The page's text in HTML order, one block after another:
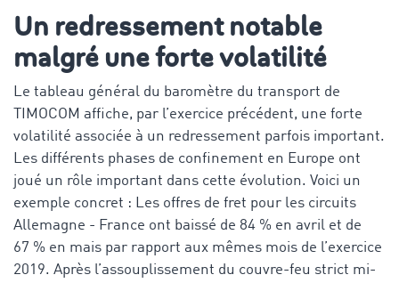
Un redressement notable
malgré une forte volatilité
Le tableau général du baromètre du transport de
TIMOCOM affiche, par l’exercice précédent, une forte
volatilité associée à un redressement parfois important.
Les différents phases de confinement en Europe ont
joué un rôle important dans cette évolution. Voici un
exemple concret : Les offres de fret pour les circuits
Allemagne - France ont baissé de 84 % en avril et de
67 % en mais par rapport aux mêmes mois de l’exercice
2019. Après l’assouplissement du couvre-feu strict mi-